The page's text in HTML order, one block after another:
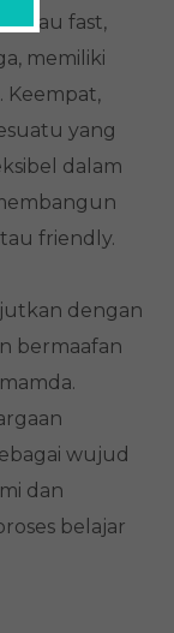
atau fast,
memiliki
Keempat,
yang
dalam
friendly.
dengan
bermaafan
wujud
dan
belajar